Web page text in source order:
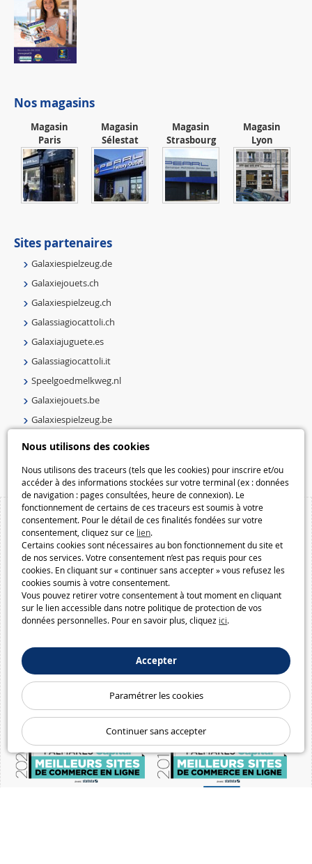
Nous utilisons des cookies
Nous utilisons des traceurs (tels que les cookies) pour inscrire et/ou
accéder à des informations stockées sur votre terminal (ex : données
de navigation : pages consultées, heure de connexion). Le
fonctionnement de certains de ces traceurs est soumis à votre
consentement. Pour le détail de ces finalités fondées sur votre
consentement, cliquez sur ce lien.
Certains cookies sont nécessaires au bon fonctionnement du site et
de nos services. Votre consentement n’est pas requis pour ces
cookies. En cliquant sur « continuer sans accepter » vous refusez les
cookies soumis à votre consentement.
Vous pouvez retirer votre consentement à tout moment en cliquant
sur le lien accessible dans notre politique de protection de vos
données personnelles. Pour en savoir plus, cliquez ici.
Accepter
Paramétrer les cookies
Continuer sans accepter
Nos magasins
Magasin
Paris
Magasin
Sélestat
Magasin
Strasbourg
Magasin
Lyon
Sites partenaires
Galaxiespielzeug.de
Galaxiejouets.ch
Galaxiespielzeug.ch
Galassiagiocattoli.ch
Galaxiajuguete.es
Galassiagiocattoli.it
Speelgoedmelkweg.nl
Galaxiejouets.be
Galaxiespielzeug.be